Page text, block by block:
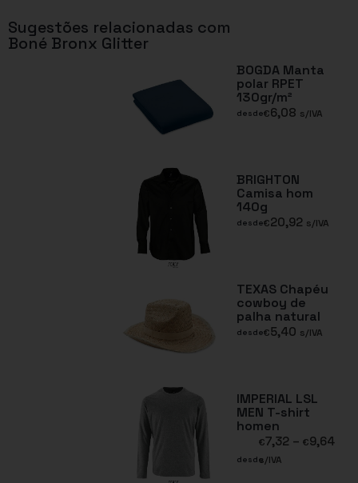
Sugestões relacionadas com
Boné Bronx Glitter
BOGDA Manta
polar RPET
130gr/m²
desde€6,08 s/IVA
BRIGHTON
Camisa hom
140g
desde€20,92 s/IVA
TEXAS Chapéu
cowboy de
palha natural
desde€5,40 s/IVA
IMPERIAL LSL
MEN T-shirt
homen
desde
€7,32 – €9,64
s/IVA